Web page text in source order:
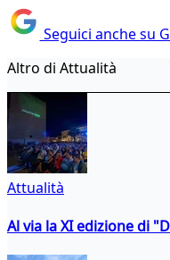
Seguici anche su
Altro di Attualità
Attualità
Al via la XI edizione di